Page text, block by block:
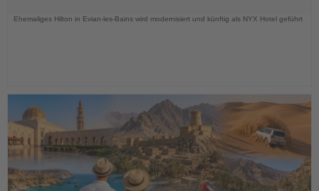
Ehemaliges Hilton in Evian-les-Bains wird modernisiert und künftig als NYX Hotel geführt